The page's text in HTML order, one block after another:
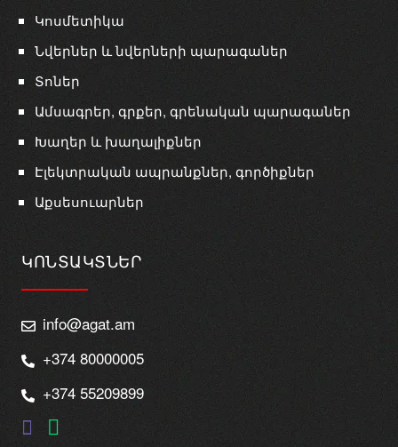
Կոսմետիկա
Նվերներ և նվերների պարագաներ
Տոներ
Ամսագրեր, գրքեր, գրենական պարագաներ
Խաղեր և խաղալիքներ
Էլեկտրական ապրանքներ, գործիքներ
Աքսեսուարներ
ԿՈՆՏԱԿՏՆԵՐ
info@agat.am
+374 80000005
+374 55209899